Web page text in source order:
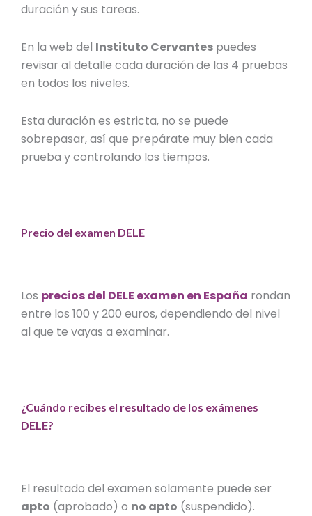
duración y sus tareas.
En la web del Instituto Cervantes puedes
revisar al detalle cada duración de las 4 pruebas
en todos los niveles.
Esta duración es estricta, no se puede
sobrepasar, así que prepárate muy bien cada
prueba y controlando los tiempos.
Precio del examen DELE
Los precios del DELE examen en España rondan
entre los 100 y 200 euros, dependiendo del nivel
al que te vayas a examinar.
¿Cuándo recibes el resultado de los exámenes
DELE?
El resultado del examen solamente puede ser
apto (aprobado) o no apto (suspendido).